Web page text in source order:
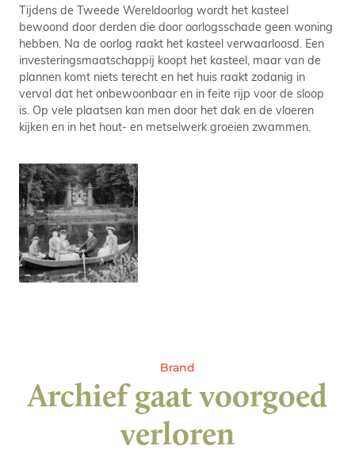
Tijdens de Tweede Wereldoorlog wordt het kasteel
bewoond door derden die door oorlogsschade geen woning
hebben. Na de oorlog raakt het kasteel verwaarloosd. Een
investeringsmaatschappij koopt het kasteel, maar van de
plannen komt niets terecht en het huis raakt zodanig in
verval dat het onbewoonbaar en in feite rijp voor de sloop
is. Op vele plaatsen kan men door het dak en de vloeren
kijken en in het hout- en metselwerk groeien zwammen.
Brand
Archief gaat voorgoed
verloren